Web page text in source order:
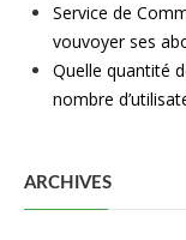
Service de
vouvoyer ses
Quelle quantité
nombre
ARCHIVES